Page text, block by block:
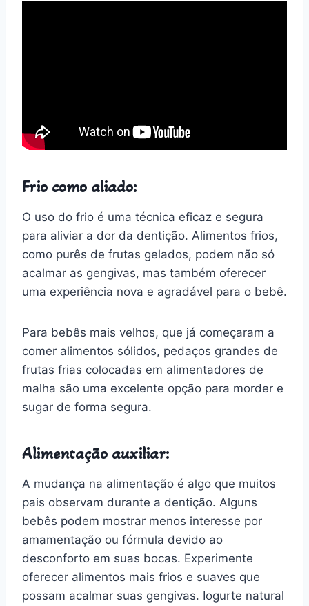
Frio como aliado:
O uso do frio é uma técnica eficaz e segura
para aliviar a dor da dentição. Alimentos frios,
como purês de frutas gelados, podem não só
acalmar as gengivas, mas também oferecer
uma experiência nova e agradável para o bebê.
Para bebês mais velhos, que já começaram a
comer alimentos sólidos, pedaços grandes de
frutas frias colocadas em alimentadores de
malha são uma excelente opção para morder e
sugar de forma segura.
Alimentação auxiliar:
A mudança na alimentação é algo que muitos
pais observam durante a dentição. Alguns
bebês podem mostrar menos interesse por
amamentação ou fórmula devido ao
desconforto em suas bocas. Experimente
oferecer alimentos mais frios e suaves que
possam acalmar suas gengivas. Iogurte natural